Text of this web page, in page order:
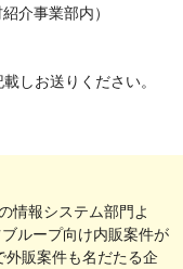
介事業部内）
しお送りください。
情報システム部門よ
ループ向け内販案件が
外販案件も名だたる企